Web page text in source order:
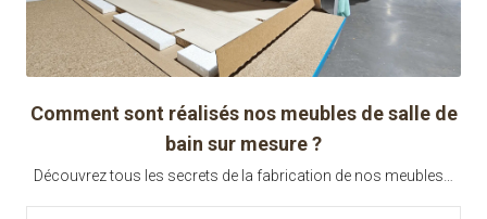
Comment sont réalisés nos meubles de salle de
bain sur mesure ?
Découvrez tous les secrets de la fabrication de nos meubles…